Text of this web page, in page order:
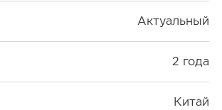
Актуальный
2 года
Китай